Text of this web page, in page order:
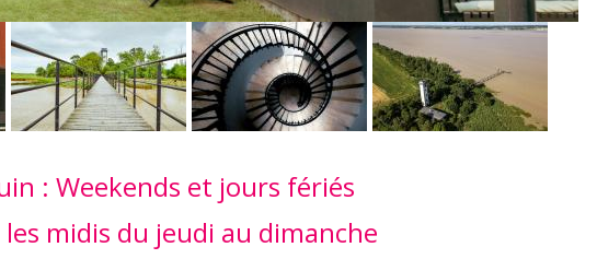
: Weekends et jours fériés
midis du jeudi au dimanche